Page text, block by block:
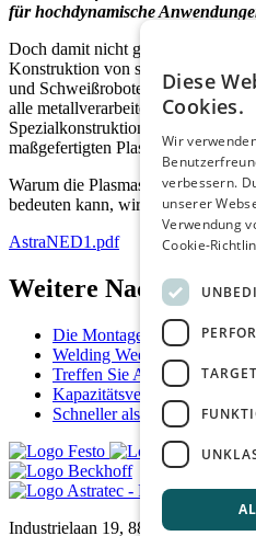
für hochdynamische
Doch damit nicht genug! Dank
Konstruktion von speziellen
und Schweißrobotern ist Astratec
alle metallverarbeitenden Betriebe.
Spezialkonstruktionen hervor,
maßgefertigten
Warum die
bedeuten kann, wird in diesem
AstraNED1.pdf
Weitere Nachrichten
Die Montage der neuen
Welding Week 2019
Treffen Sie Astratec an den
Kapazitätsverdopplung dank
Schneller als ein Roboter
Industrielaan 19, 8810
Diese
Cookies.
Wir
verbessern.
unserer
Verwendung
Cookie-